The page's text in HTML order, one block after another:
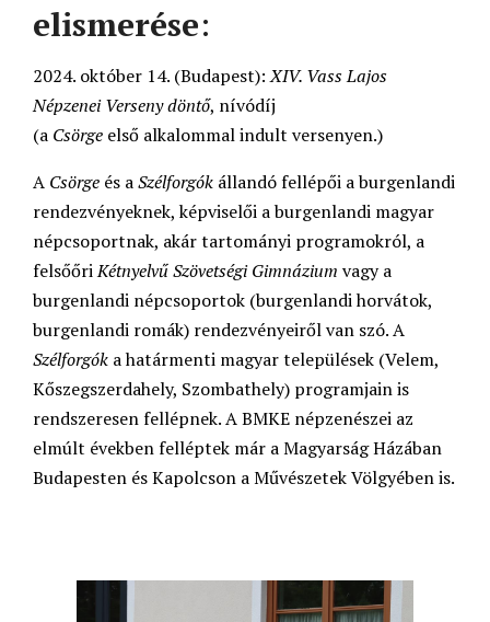
elismerése:
2024. október 14. (Budapest):XIV. Vass Lajos
Népzenei Verseny döntő, nívódíj
(a Csörge első alkalommal indult versenyen.)
A Csörge és aSzélforgók állandó fellépői a burgenlandi
rendezvényeknek, képviselői a burgenlandi magyar
népcsoportnak, akár tartományi programokról, a
felsőőriKétnyelvű Szövetségi Gimnázium vagy a
burgenlandi népcsoportok (burgenlandi horvátok,
burgenlandi romák) rendezvényeiről van szó. A
Szélforgók a határmenti magyar települések (Velem,
Kőszegszerdahely, Szombathely) programjain is
rendszeresen fellépnek. A BMKE népzenészei az
elmúlt években felléptek már a Magyarság Házában
Budapesten és Kapolcson a Művészetek Völgyében is.